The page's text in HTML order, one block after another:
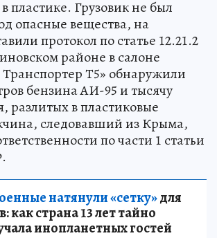
пластике. Грузовик не был
опасные вещества, на
протокол по статье 12.21.2
районе в салоне
Транспортер Т5» обнаружили
бензина АИ-95 и тысячу
разлитых в пластиковые
следовавший из Крыма,
по части 1 статьи
натянули «сетку»для
как страна 13 лет тайно
инопланетных гостей